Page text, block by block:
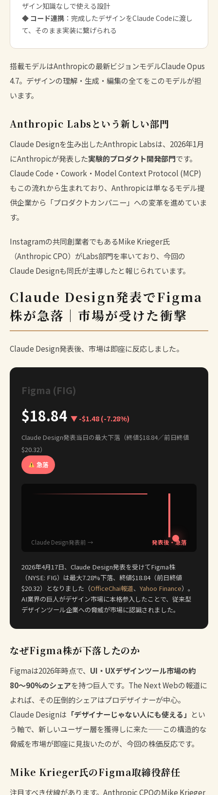
ザイン知識なしで使える設計
◆ コード連携 ：完成したデザインをClaude Codeに渡し
て、そのまま実装に繋げられる
搭載モデルはAnthropicの最新ビジョンモデルClaude Opus
4.7。デザインの理解・生成・編集の全てをこのモデルが担
います。
Anthropic Labsという新しい部門
Claude Designを生み出したAnthropic Labsは、2026年1月
にAnthropicが発表した実験的プロダクト開発部門です。
Claude Code・Cowork・Model Context Protocol (MCP)
もこの流れから生まれており、Anthropicは単なるモデル提
供企業から「プロダクトカンパニー」への変革を進めていま
す。
Instagramの共同創業者でもあるMike Krieger氏
（Anthropic CPO）がLabs部門を率いており、今回の
Claude Designも同氏が主導したと報じられています。
Claude Design発表でFigma
株が急落｜市場が受けた衝撃
Claude Design発表後、市場は即座に反応しました。
Figma (FIG)
$18.84 ▼ -$1.48 (-7.28%)
Claude Design発表当日の最大下落（終値$18.84／前日終値
$20.32）
急落
Claude Design発表前 → 発表後・急落
2026年4月17日、Claude Design発表を受けてFigma株
（NYSE: FIG）は最大7.28%下落、終値$18.84（前日終値
$20.32）となりました（OfficeChai報道、 Yahoo Finance）。
AI業界の巨人がデザイン市場に本格参入したことで、従来型
デザインツール企業への脅威が市場に認識されました。
なぜFigma株が下落したのか
Figmaは2026年時点で、 UI・UXデザインツール市場の約
80〜90%のシェアを持つ巨人です。The Next Webの報道に
よれば、その圧倒的シェアはプロデザイナーが中心。
Claude Designは 「デザイナーじゃない人にも使える」 とい
う軸で、新しいユーザー層を獲得しに来た——この構造的な
脅威を市場が即座に見抜いたのが、今回の株価反応です。
Mike Krieger氏のFigma取締役辞任
注目すべき伏線があります。Anthropic CPOのMike Krieger